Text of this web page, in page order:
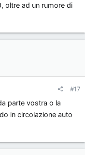
oltre ad un rumore di
#17
parte vostra o la
in circolazione auto